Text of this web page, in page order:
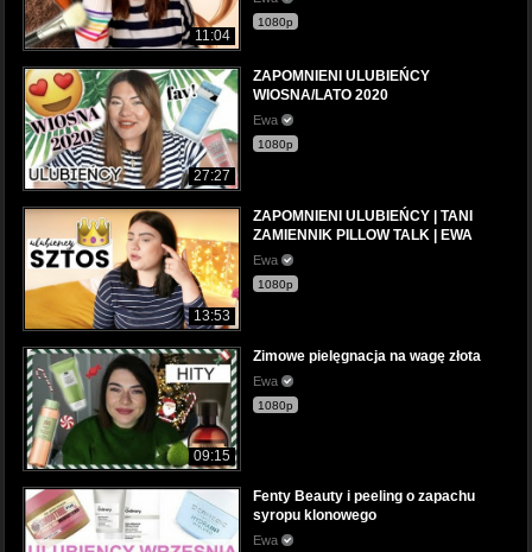
11:04
1080p
27:27
ZAPOMNIENI ULUBIEŃCY
WIOSNA/LATO 2020
Ewa
1080p
13:53
ZAPOMNIENI ULUBIEŃCY | TANI
ZAMIENNIK PILLOW TALK | EWA
Ewa
1080p
09:15
Zimowe pielęgnacja na wagę złota
Ewa
1080p
Fenty Beauty i peeling o zapachu
syropu klonowego
Ewa